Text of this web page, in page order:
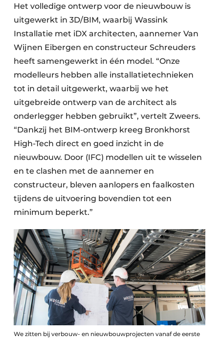
Het volledige ontwerp voor de nieuwbouw is
uitgewerkt in 3D/BIM, waarbij Wassink
Installatie met iDX architecten, aannemer Van
Wijnen Eibergen en constructeur Schreuders
heeft samengewerkt in één model. “Onze
modelleurs hebben alle installatietechnieken
tot in detail uitgewerkt, waarbij we het
uitgebreide ontwerp van de architect als
onderlegger hebben gebruikt”, vertelt Zweers.
“Dankzij het BIM-ontwerp kreeg Bronkhorst
High-Tech direct en goed inzicht in de
nieuwbouw. Door (IFC) modellen uit te wisselen
en te clashen met de aannemer en
constructeur, bleven aanlopers en faalkosten
tijdens de uitvoering bovendien tot een
minimum beperkt.”
We zitten bij verbouw- en nieuwbouwprojecten vanaf de eerste